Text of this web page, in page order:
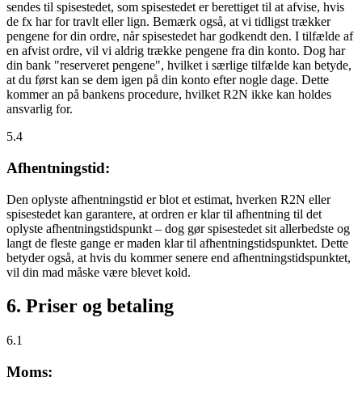
sendes til spisestedet, som spisestedet er berettiget til at afvise, hvis
de fx har for travlt eller lign. Bemærk også, at vi tidligst trækker
pengene for din ordre, når spisestedet har godkendt den. I tilfælde af
en afvist ordre, vil vi aldrig trække pengene fra din konto. Dog har
din bank "reserveret pengene", hvilket i særlige tilfælde kan betyde,
at du først kan se dem igen på din konto efter nogle dage. Dette
kommer an på bankens procedure, hvilket R2N ikke kan holdes
ansvarlig for.
5.4
Afhentningstid:
Den oplyste afhentningstid er blot et estimat, hverken R2N eller
spisestedet kan garantere, at ordren er klar til afhentning til det
oplyste afhentningstidspunkt – dog gør spisestedet sit allerbedste og
langt de fleste gange er maden klar til afhentningstidspunktet. Dette
betyder også, at hvis du kommer senere end afhentningstidspunktet,
vil din mad måske være blevet kold.
6. Priser og betaling
6.1
Moms: